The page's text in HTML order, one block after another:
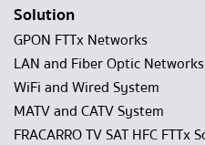
Solution
GPON FTTx Networks
LAN and Fiber Optic Networks
WiFi and Wired System
MATV and CATV System
FRACARRO TV SAT HFC FTTx